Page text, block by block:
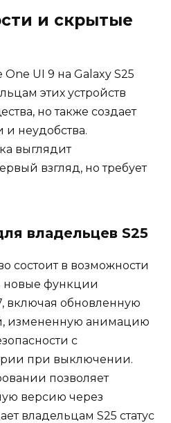
и скрытые
UI 9 на Galaxy S25
этих устройств
но также создает
неудобства.
выглядит
взгляд, но требует
владельцев S25
состоит в возможности
новые функции
включая обновленную
измененную анимацию
с
при выключении.
позволяет
версию через
владельцам S25 статус